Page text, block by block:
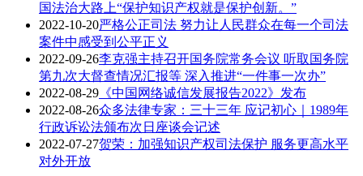
国法治大路上“保护知识产权就是保护创新。”
2022-10-20严格公正司法 努力让人民群众在每一个司法
案件中感受到公平正义
2022-09-26李克强主持召开国务院常务会议 听取国务院
第九次大督查情况汇报等 深入推进“一件事一次办”
2022-08-29 《中国网络诚信发展报告2022》发布
2022-08-26众多法律专家：三十三年 应记初心｜1989年
行政诉讼法颁布次日座谈会记述
2022-07-27贺荣：加强知识产权司法保护 服务更高水平
对外开放